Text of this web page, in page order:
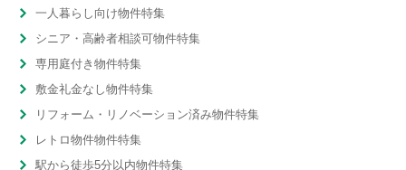
一人暮らし向け物件特集
シニア・高齢者相談可物件特集
専用庭付き物件特集
敷金礼金なし物件特集
リフォーム・リノベーション済み物件特集
レトロ物件物件特集
駅から徒歩5分以内物件特集